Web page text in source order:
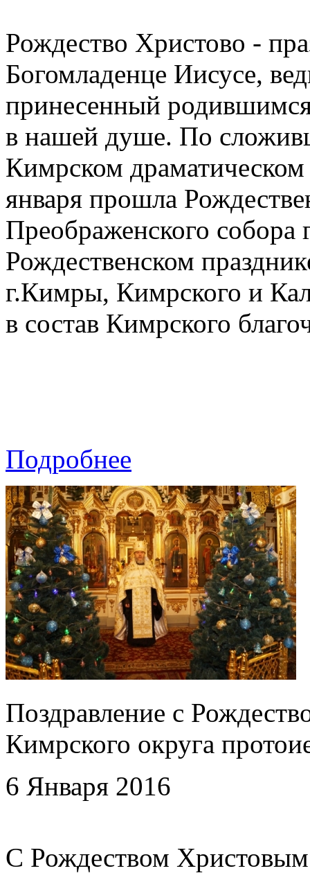
Рождество Христово -
Богомладенце Иисусе,
принесенный
в нашей душе. По
Кимрском драматическом
января прошла
Преображенского
Рождественском
г.Кимры, Кимрского и
в состав Кимрского
Подробнее
Поздравление с
Кимрского округа
6 Января 2016
С Рождеством